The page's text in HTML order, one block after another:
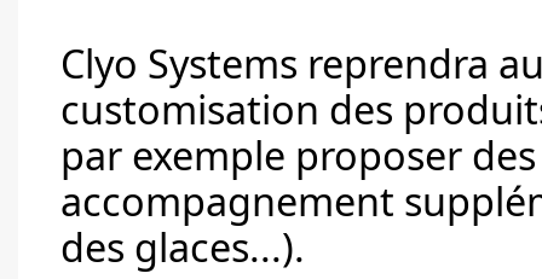
Clyo Systems reprendra
customisation des
par exemple proposer
accompagnement
des glaces...).